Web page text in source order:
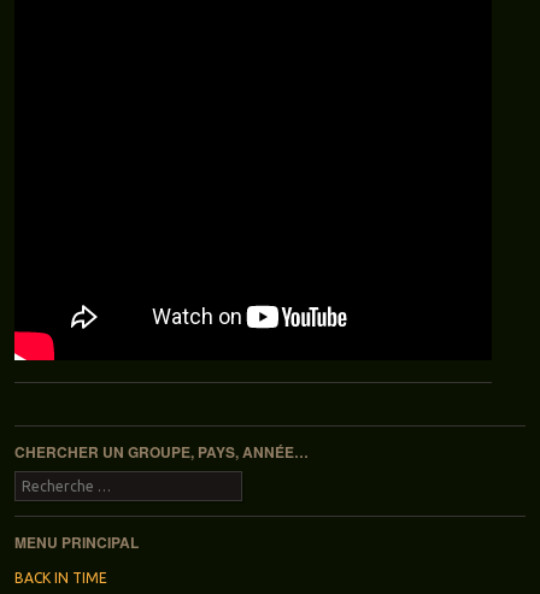
Navigation des articles
CHERCHER UN GROUPE, PAYS, ANNÉE…
Recherche
MENU PRINCIPAL
BACK IN TIME